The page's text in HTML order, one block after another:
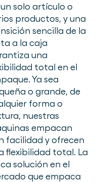
solo artículo o
productos, y una
sencilla de la
a la caja
una
total en el
Ya sea
o grande, de
forma o
nuestras
empacan
facilidad y ofrecen
flexibilidad total. La
solución en el
que empaca